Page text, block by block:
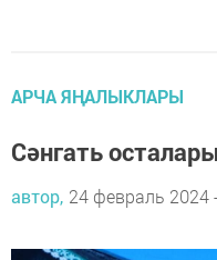
АРЧА ЯҢАЛЫКЛАРЫ
Сәнгать
автор, 24 февраль 2024